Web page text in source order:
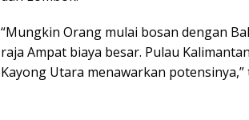
“Mungkin Orang mulai bosan dengan
raja Ampat biaya besar. Pulau
Kayong Utara menawarkan